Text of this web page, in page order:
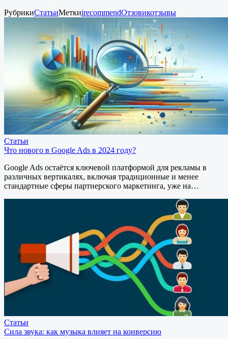
РубрикиСтатьиМеткиirecommendОтзовикотзывы
Статьи
Что нового в Google Ads в 2024 году?
Google Ads остаётся ключевой платформой для рекламы в
различных вертикалях, включая традиционные и менее
стандартные сферы партнерского маркетинга, уже на…
Статьи
Сила звука: как музыка влияет на конверсию